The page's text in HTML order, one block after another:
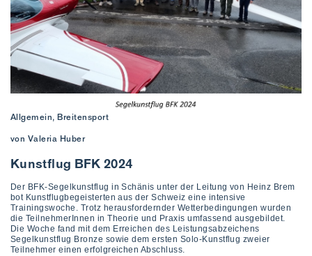
Allgemein, Breitensport
von Valeria Huber
Kunstflug BFK 2024
Der BFK-Segelkunstflug in Schänis unter der Leitung von Heinz Brem
bot Kunstflugbegeisterten aus der Schweiz eine intensive
Trainingswoche. Trotz herausfordernder Wetterbedingungen wurden
die TeilnehmerInnen in Theorie und Praxis umfassend ausgebildet.
Die Woche fand mit dem Erreichen des Leistungsabzeichens
Segelkunstflug Bronze sowie dem ersten Solo-Kunstflug zweier
Teilnehmer einen erfolgreichen Abschluss.